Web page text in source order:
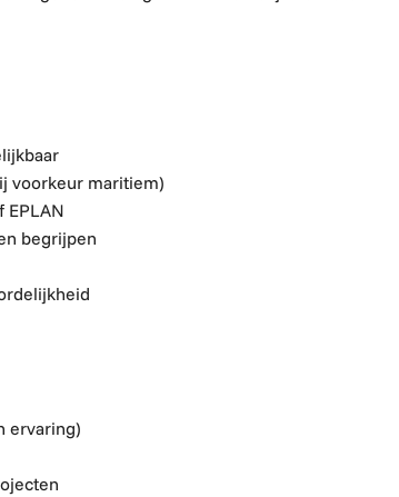
voorkeur maritiem)
EPLAN
begrijpen
ervaring)